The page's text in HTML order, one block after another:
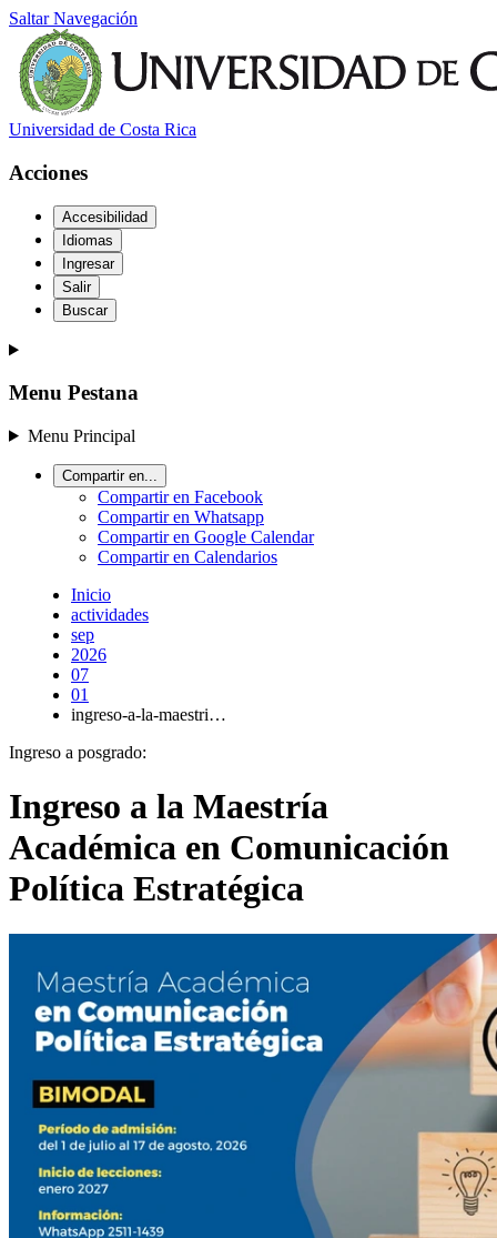
Saltar Navegación
Universidad de Costa Rica
Acciones
Accesibilidad
Idiomas
Ingresar
Salir
Buscar
Menu Pestana
Menu Principal
Compartir en...
Compartir en Facebook
Compartir en Whatsapp
Compartir en Google Calendar
Compartir en Calendarios
Inicio
actividades
sep
2026
07
01
ingreso-a-la-maestri…
Ingreso a posgrado:
Ingreso a la Maestría
Académica en Comunicación
Política Estratégica